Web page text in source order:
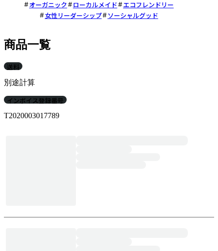
オーガニック ローカルメイド
エコフレンドリー
女性リーダーシップ
ソーシャルグッド
商品一覧
送料
別途計算
インボイス登録番号
T2020003017789